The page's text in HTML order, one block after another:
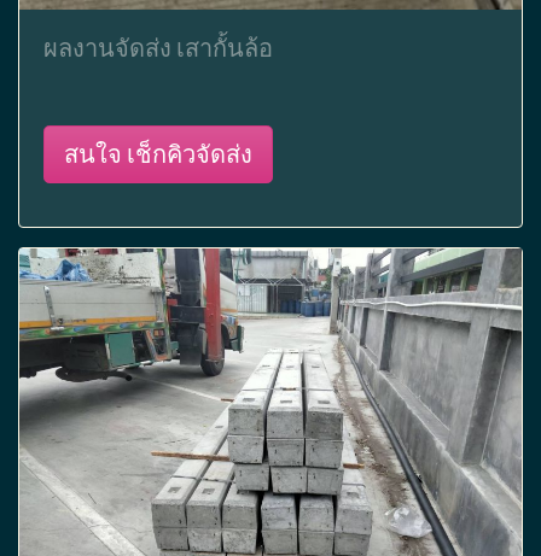
ผลงานจัดส่ง เสากั้นล้อ
สนใจ เช็กคิวจัดส่ง